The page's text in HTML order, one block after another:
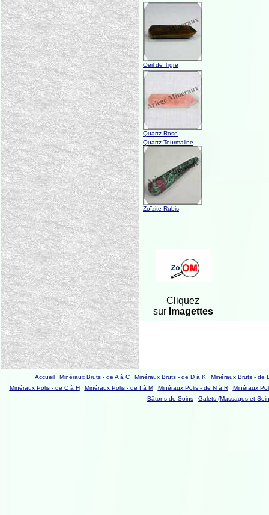
Oeil de Tigre
Quartz Rose
Quartz Tourmaline
Zoïzite Rubis
Cliquez
surImagettes
Accueil Minéraux Bruts - de A à C Minéraux Bruts - de D à K
Minéraux Bruts - de
Minéraux Polis - de C à H
Minéraux Polis - de I à M Minéraux Polis - de N à R
Minéraux
Bâtons de Soins
Galets (Massages et